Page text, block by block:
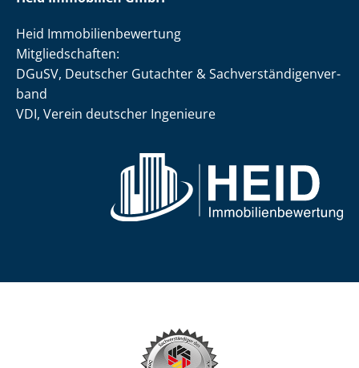
Heid Im­mo­bi­li­en­be­wer­tung
Mit­glied­schaf­ten:
DGuSV, Deutscher Gutachter & Sach­ver­stän­di­gen­ver­
band
VDI, Verein deutscher Ingenieure